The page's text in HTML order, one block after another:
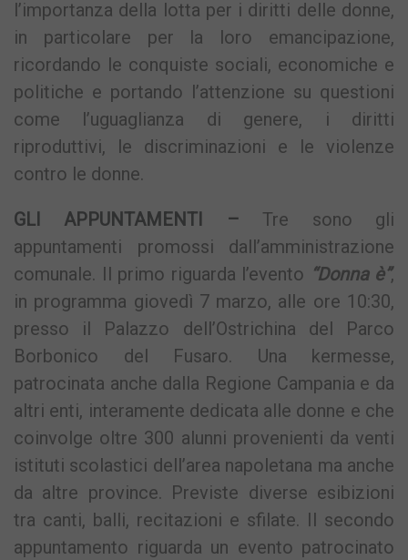
l’importanza della lotta per i diritti delle donne,
in particolare per la loro emancipazione,
ricordando le conquiste sociali, economiche e
politiche e portando l’attenzione su questioni
come l’uguaglianza di genere, i diritti
riproduttivi, le discriminazioni e le violenze
contro le donne.
GLI APPUNTAMENTI – Tre sono gli
appuntamenti promossi dall’amministrazione
comunale. Il primo riguarda l’evento “Donna è”,
in programma giovedì 7 marzo, alle ore 10:30,
presso il Palazzo dell’Ostrichina del Parco
Borbonico del Fusaro. Una kermesse,
patrocinata anche dalla Regione Campania e da
altri enti, interamente dedicata alle donne e che
coinvolge oltre 300 alunni provenienti da venti
istituti scolastici dell’area napoletana ma anche
da altre province. Previste diverse esibizioni
tra canti, balli, recitazioni e sfilate. Il secondo
appuntamento riguarda un evento patrocinato